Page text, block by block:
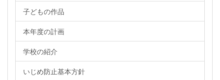
子どもの作品
本年度の計画
学校の紹介
いじめ防止基本方針